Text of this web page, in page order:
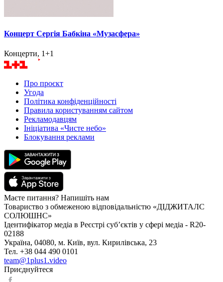
Концерт Сергія Бабкіна «Музасфера»
Концерти, 1+1
Про проєкт
Угода
Політика конфіденційності
Правила користуванням сайтом
Рекламодавцям
Ініціатива «Чисте небо»
Блокування реклами
Маєте питання? Напишіть нам
Товариство з обмеженою відповідальністю «ДІДЖИТАЛС
СОЛЮШНС»
Ідентифікатор медіа в Реєстрі суб’єктів у сфері медіа - R20-
02188
Україна, 04080, м. Київ, вул. Кирилівська, 23
Тел. +38 044 490 0101
team@1plus1.video
Приєднуйтеся